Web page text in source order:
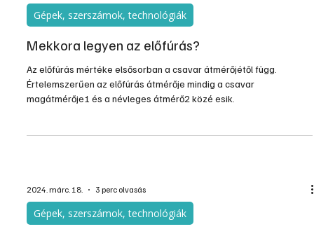
Gépek, szerszámok, technológiák
Mekkora legyen az előfúrás?
Az előfúrás mértéke elsősorban a csavar átmérőjétől függ.
Értelemszerűen az előfúrás átmérője mindig a csavar
magátmérője1 és a névleges átmérő2 közé esik.
2024. márc. 18. 3 perc olvasás
Gépek, szerszámok, technológiák